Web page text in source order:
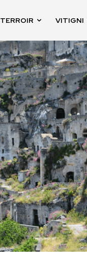
TERROIR VITIGNI